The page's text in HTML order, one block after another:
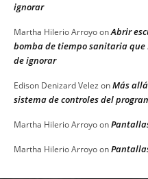
ignorar
Martha Hilerio ArroyoonAbrir
bomba de tiempo sanitaria que
de ignorar
Edison Denizard Velez onMás
sistema de controles del
Martha Hilerio Arroyoon
Martha Hilerio Arroyoon